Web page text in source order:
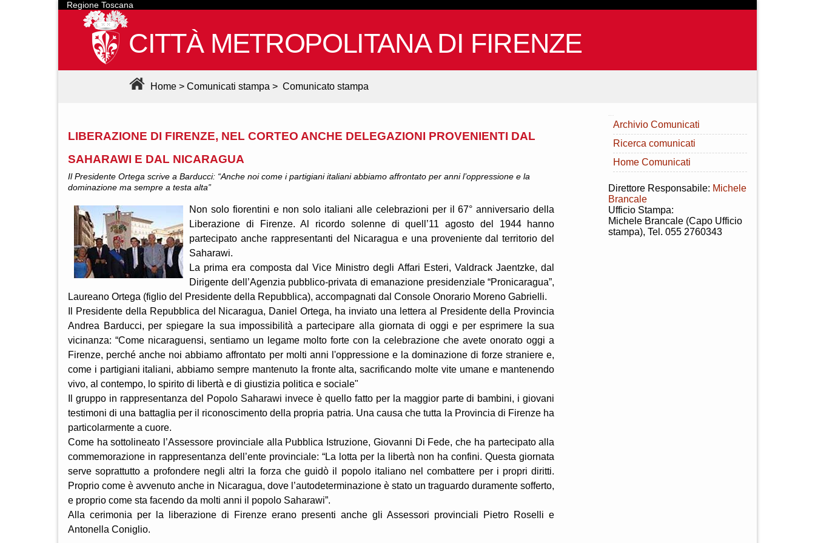
Regione Toscana
CITTÀ METROPOLITANA DI FIRENZE
Home > Comunicati stampa > Comunicato stampa
LIBERAZIONE DI FIRENZE, NEL CORTEO ANCHE DELEGAZIONI PROVENIENTI DAL
SAHARAWI E DAL NICARAGUA
Il Presidente Ortega scrive a Barducci: “Anche noi come i partigiani italiani abbiamo affrontato per anni l’oppressione e la
dominazione ma sempre a testa alta”
Non solo fiorentini e non solo italiani alle celebrazioni per il 67° anniversario della
Liberazione di Firenze. Al ricordo solenne di quell’11 agosto del 1944 hanno
partecipato anche rappresentanti del Nicaragua e una proveniente dal territorio del
Saharawi.
La prima era composta dal Vice Ministro degli Affari Esteri, Valdrack Jaentzke, dal
Dirigente dell’Agenzia pubblico-privata di emanazione presidenziale “Pronicaragua”,
Laureano Ortega (figlio del Presidente della Repubblica), accompagnati dal Console Onorario Moreno Gabrielli.
Il Presidente della Repubblica del Nicaragua, Daniel Ortega, ha inviato una lettera al Presidente della Provincia
Andrea Barducci, per spiegare la sua impossibilità a partecipare alla giornata di oggi e per esprimere la sua
vicinanza: “Come nicaraguensi, sentiamo un legame molto forte con la celebrazione che avete onorato oggi a
Firenze, perché anche noi abbiamo affrontato per molti anni l'oppressione e la dominazione di forze straniere e,
come i partigiani italiani, abbiamo sempre mantenuto la fronte alta, sacrificando molte vite umane e mantenendo
vivo, al contempo, lo spirito di libertà e di giustizia politica e sociale"
Il gruppo in rappresentanza del Popolo Saharawi invece è quello fatto per la maggior parte di bambini, i giovani
testimoni di una battaglia per il riconoscimento della propria patria. Una causa che tutta la Provincia di Firenze ha
particolarmente a cuore.
Come ha sottolineato l’Assessore provinciale alla Pubblica Istruzione, Giovanni Di Fede, che ha partecipato alla
commemorazione in rappresentanza dell’ente provinciale: “La lotta per la libertà non ha confini. Questa giornata
serve soprattutto a profondere negli altri la forza che guidò il popolo italiano nel combattere per i propri diritti.
Proprio come è avvenuto anche in Nicaragua, dove l’autodeterminazione è stato un traguardo duramente sofferto,
e proprio come sta facendo da molti anni il popolo Saharawi”.
Alla cerimonia per la liberazione di Firenze erano presenti anche gli Assessori provinciali Pietro Roselli e
Antonella Coniglio.
Archivio Comunicati
Ricerca comunicati
Home Comunicati
Direttore Responsabile: Michele
Brancale
Ufficio Stampa:
Michele Brancale (Capo Ufficio
stampa), Tel. 055 2760343